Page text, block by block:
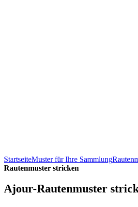
StartseiteMuster für Ihre Sammlung
Rautenmuster stricken
Ajour-Rautenmuster